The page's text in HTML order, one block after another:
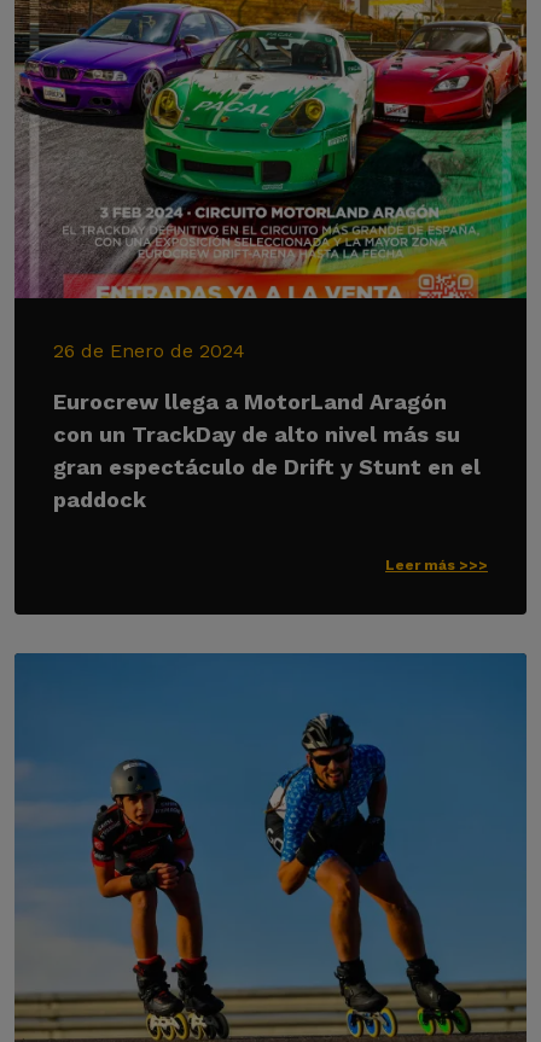
26 de Enero de 2024
Eurocrew llega a MotorLand Aragón
con un TrackDay de alto nivel más su
gran espectáculo de Drift y Stunt en el
paddock
Leer más >>>